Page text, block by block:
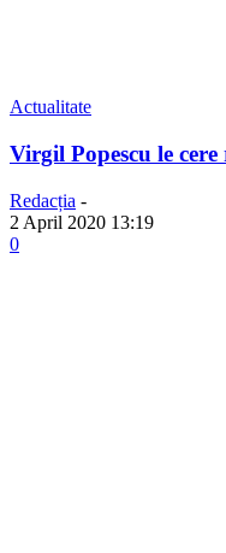
Actualitate
Virgil Popescu le
Redacția -
2 April 2020 13:19
0